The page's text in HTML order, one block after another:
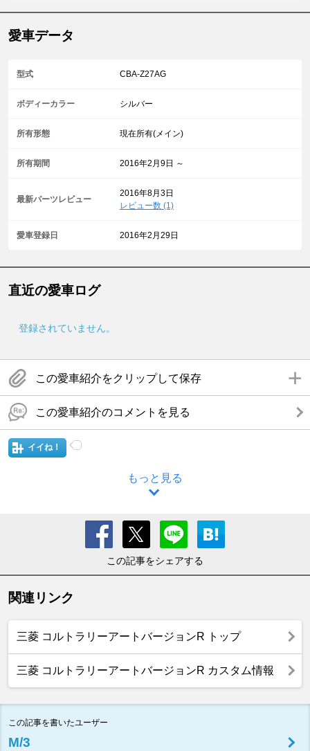
愛車データ
型式 CBA-Z27AG
ボディーカラー シルバー
所有形態 現在所有(メイン)
所有期間 2016年2月9日 ～
最新パーツレビュー
2016年8月3日
レビュー数 (1)
愛車登録日 2016年2月29日
直近の愛車ログ
登録されていません。
この愛車紹介をクリップして保存
この愛車紹介のコメントを見る
イイね！
もっと見る
この記事をシェアする
関連リンク
三菱 コルトラリーアートバージョンR トップ
三菱 コルトラリーアートバージョンR カスタム情報
この記事を書いたユーザー
M/3